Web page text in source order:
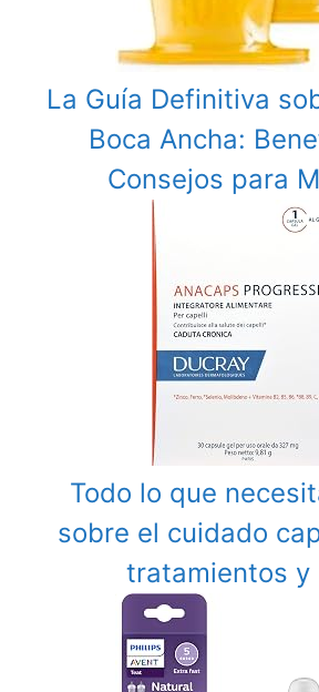
La Guía Definitiva
Boca Ancha:
Consejos para
Todo lo que
sobre el cuidado
tratamientos y